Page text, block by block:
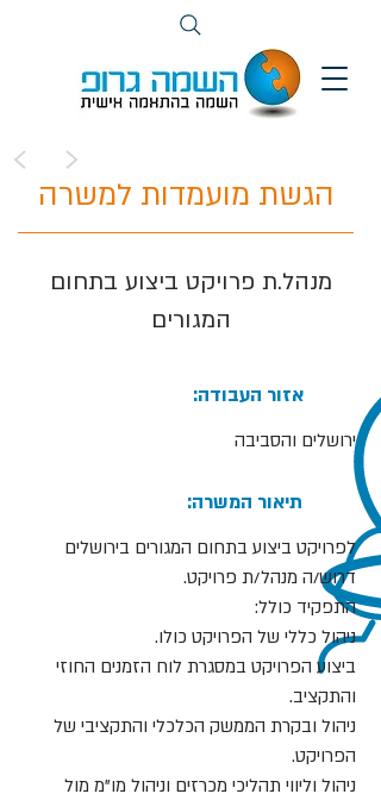
< >
הגשת מועמדות למשרה
מנהל.ת פרויקט ביצוע בתחום
המגורים
:אזור העבודה
ירושלים והסביבה
:תיאור המשרה
לפרויקט ביצוע בתחום המגורים בירושלים
דרוש/ה מנהל/ת פרויקט.
התפקיד כולל:
ניהול כללי של הפרויקט כולו.
ביצוע הפרויקט במסגרת לוח הזמנים החוזי
והתקציב.
ניהול ובקרת הממשק הכלכלי והתקציבי של
הפרויקט.
ניהול וליווי תהליכי מכרזים וניהול מו"מ מול